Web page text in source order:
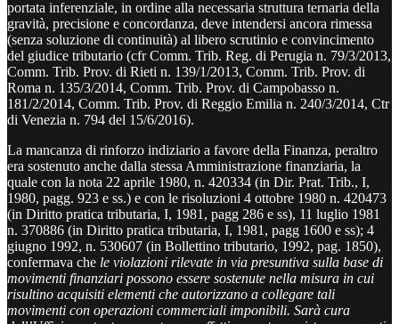
portata inferenziale, in ordine alla necessaria struttura ternaria della
gravità, precisione e concordanza, deve intendersi ancora rimessa
(senza soluzione di continuità) al libero scrutinio e convincimento
del giudice tributario (cfr Comm. Trib. Reg. di Perugia n. 79/3/2013,
Comm. Trib. Prov. di Rieti n. 139/1/2013, Comm. Trib. Prov. di
Roma n. 135/3/2014, Comm. Trib. Prov. di Campobasso n.
181/2/2014, Comm. Trib. Prov. di Reggio Emilia n. 240/3/2014, Ctr
di Venezia n. 794 del 15/6/2016).
La mancanza di rinforzo indiziario a favore della Finanza, peraltro
era sostenuto anche dalla stessa Amministrazione finanziaria, la
quale con la nota 22 aprile 1980, n. 420334 (in Dir. Prat. Trib., I,
1980, pagg. 923 e ss.) e con le risoluzioni 4 ottobre 1980 n. 420473
(in Diritto pratica tributaria, I, 1981, pagg 286 e ss), 11 luglio 1981
n. 370886 (in Diritto pratica tributaria, I, 1981, pagg 1600 e ss); 4
giugno 1992, n. 530607 (in Bollettino tributario, 1992, pag. 1850),
confermava che le violazioni rilevate in via presuntiva sulla base di
movimenti finanziari possono essere sostenute nella misura in cui
risultino acquisiti elementi che autorizzano a collegare tali
movimenti con operazioni commerciali imponibili. Sarà cura